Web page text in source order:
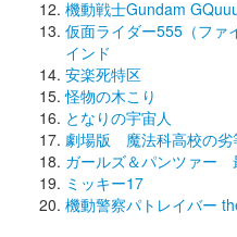
機動戦士Gundam
仮面ライダー555（ファ
インド
安楽死特区
怪物の木こり
となりの宇宙人
劇場版 魔法科高校の
ガールズ＆パンツァ
ミッキー17
機動警察パトレイバー